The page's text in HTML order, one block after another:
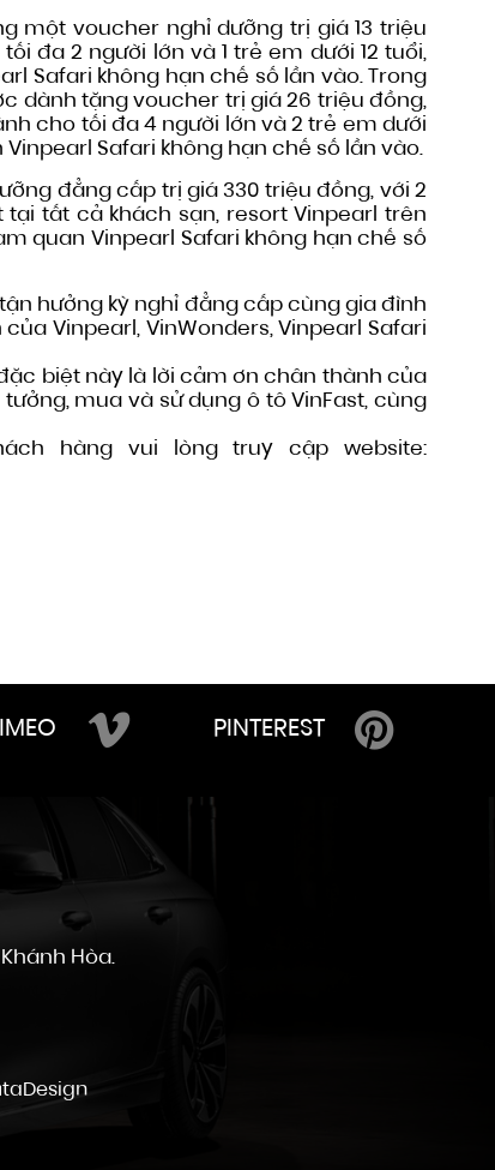
một voucher nghỉ dưỡng trị giá 13 triệu
đa 2 người lớn và 1 trẻ em dưới 12 tuổi,
Safari không hạn chế số lần vào. Trong
dành tặng voucher trị giá 26 triệu đồng,
cho tối đa 4 người lớn và 2 trẻ em dưới
Safari không hạn chế số lần vào.
đẳng cấp trị giá 330 triệu đồng, với 2
tất cả khách sạn, resort Vinpearl trên
quan Vinpearl Safari không hạn chế số
hưởng kỳ nghỉ đẳng cấp cùng gia đình
Vinpearl, VinWonders, Vinpearl Safari
biệt này là lời cảm ơn chân thành của
mua và sử dụng ô tô VinFast, cùng
hàng vui lòng truy cập website:
PINTEREST
Hòa.